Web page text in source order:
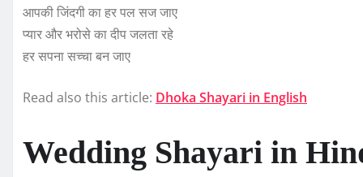
आपकी जिंदगी का हर पल सज जाए
प्यार और भरोसे का दीप जलता रहे
हर सपना सच्चा बन जाए
Read also this article: Dhoka Shayari in English
Wedding Shayari in